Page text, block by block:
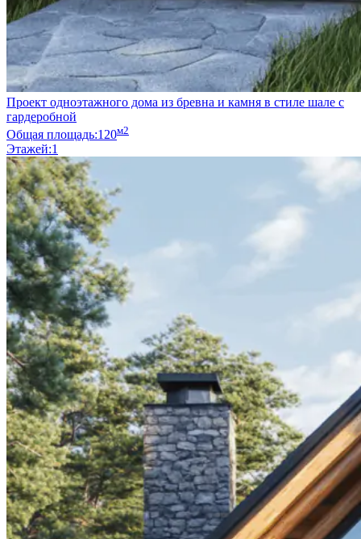
Проект одноэтажного дома из бревна и камня в стиле шале с
гардеробной
Общая площадь:120м2
Этажей:1